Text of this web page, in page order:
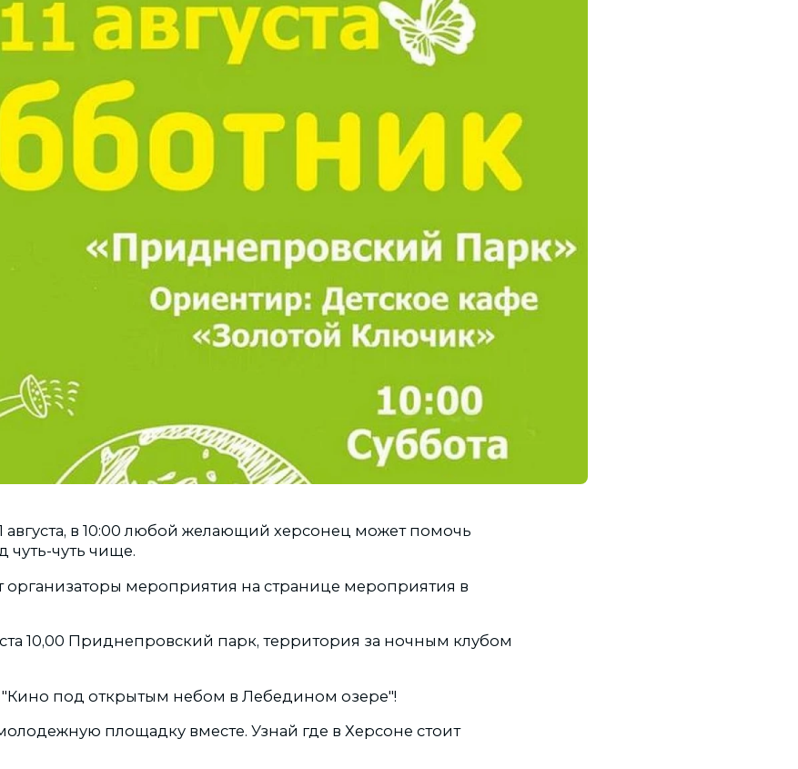
августа, в 10:00 любой желающий херсонец может помочь
чуть-чуть чище.
мероприятия на странице мероприятия в
10,00 Приднепровский парк, территория за ночным клубом
"Кино под открытым небом в Лебедином озере"!
площадку вместе. Узнай где в Херсоне стоит